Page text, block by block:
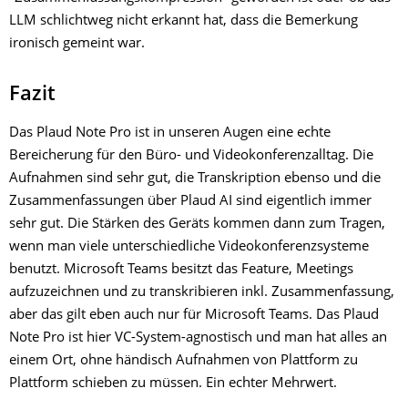
LLM schlichtweg nicht erkannt hat, dass die Bemerkung
ironisch gemeint war.
Fazit
Das Plaud Note Pro ist in unseren Augen eine echte
Bereicherung für den Büro- und Videokonferenzalltag. Die
Aufnahmen sind sehr gut, die Transkription ebenso und die
Zusammenfassungen über Plaud AI sind eigentlich immer
sehr gut. Die Stärken des Geräts kommen dann zum Tragen,
wenn man viele unterschiedliche Videokonferenzsysteme
benutzt. Microsoft Teams besitzt das Feature, Meetings
aufzuzeichnen und zu transkribieren inkl. Zusammenfassung,
aber das gilt eben auch nur für Microsoft Teams. Das Plaud
Note Pro ist hier VC-System-agnostisch und man hat alles an
einem Ort, ohne händisch Aufnahmen von Plattform zu
Plattform schieben zu müssen. Ein echter Mehrwert.